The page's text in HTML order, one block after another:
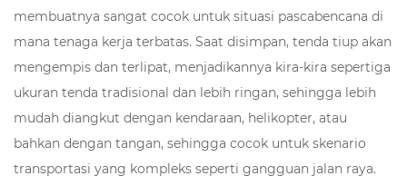
membuatnya sangat cocok untuk situasi pascabencana di
mana tenaga kerja terbatas. Saat disimpan, tenda tiup akan
mengempis dan terlipat, menjadikannya kira-kira sepertiga
ukuran tenda tradisional dan lebih ringan, sehingga lebih
mudah diangkut dengan kendaraan, helikopter, atau
bahkan dengan tangan, sehingga cocok untuk skenario
transportasi yang kompleks seperti gangguan jalan raya.